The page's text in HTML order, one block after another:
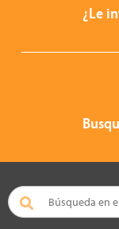
¿Le